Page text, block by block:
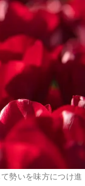
勢いを味方につけ進